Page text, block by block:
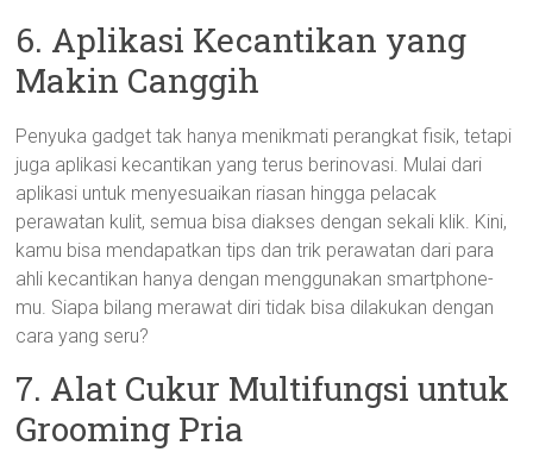
6. Aplikasi Kecantikan yang
Makin Canggih
Penyuka gadget tak hanya menikmati perangkat fisik, tetapi
juga aplikasi kecantikan yang terus berinovasi. Mulai dari
aplikasi untuk menyesuaikan riasan hingga pelacak
perawatan kulit, semua bisa diakses dengan sekali klik. Kini,
kamu bisa mendapatkan tips dan trik perawatan dari para
ahli kecantikan hanya dengan menggunakan smartphone-
mu. Siapa bilang merawat diri tidak bisa dilakukan dengan
cara yang seru?
7. Alat Cukur Multifungsi untuk
Grooming Pria